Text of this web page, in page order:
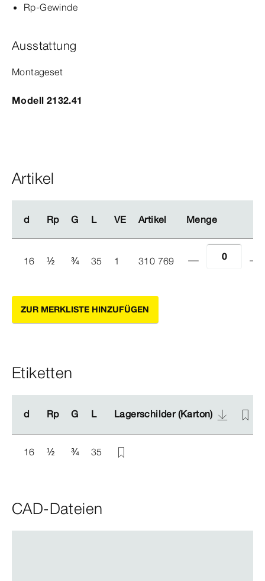
Rp‑Gewinde
Ausstattung
Montageset
Modell 2132.41
Artikel
d Rp G L VE Artikel Menge
d Rp G L VE Artikel Menge
16 ½ ¾ 35 1 310 769
ZUR MERKLISTE HINZUFÜGEN
Etiketten
d Rp G L Lagerschilder (Karton)
d Rp G L Lagerschilder (Karton)
16 ½ ¾ 35
CAD-Dateien